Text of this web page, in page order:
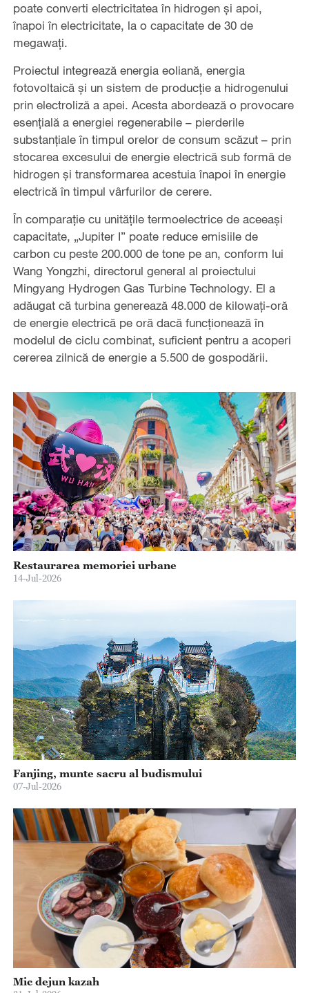
poate converti electricitatea în hidrogen și apoi,
înapoi în electricitate, la o capacitate de 30 de
megawați.
Proiectul integrează energia eoliană, energia
fotovoltaică și un sistem de producție a hidrogenului
prin electroliză a apei. Acesta abordează o provocare
esențială a energiei regenerabile – pierderile
substanțiale în timpul orelor de consum scăzut – prin
stocarea excesului de energie electrică sub formă de
hidrogen și transformarea acestuia înapoi în energie
electrică în timpul vârfurilor de cerere.
În comparație cu unitățile termoelectrice de aceeași
capacitate, „Jupiter I” poate reduce emisiile de
carbon cu peste 200.000 de tone pe an, conform lui
Wang Yongzhi, directorul general al proiectului
Mingyang Hydrogen Gas Turbine Technology. El a
adăugat că turbina generează 48.000 de kilowați-oră
de energie electrică pe oră dacă funcționează în
modelul de ciclu combinat, suficient pentru a acoperi
cererea zilnică de energie a 5.500 de gospodării.
Restaurarea memoriei urbane
14-Jul-2026
Fanjing, munte sacru al budismului
07-Jul-2026
Mic dejun kazah